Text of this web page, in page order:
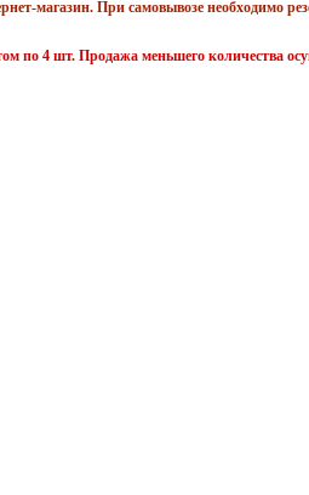
магазин. При самовывозе необходимо
по 4 шт. Продажа меньшего количества